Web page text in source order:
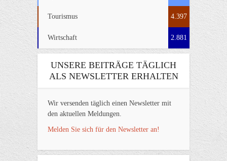
Tourismus 4.397
Wirtschaft 2.881
UNSERE BEITRÄGE TÄGLICH
ALS NEWSLETTER ERHALTEN
Wir versenden täglich einen Newsletter mit
den aktuellen Meldungen.
Melden Sie sich für den Newsletter an!